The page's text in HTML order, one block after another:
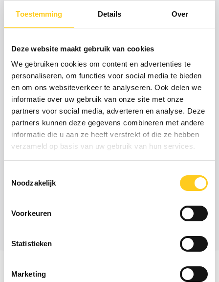
Toestemming Details Over
Deze website maakt gebruik van cookies
We gebruiken cookies om content en advertenties te
personaliseren, om functies voor social media te bieden
en om ons websiteverkeer te analyseren. Ook delen we
informatie over uw gebruik van onze site met onze
partners voor social media, adverteren en analyse. Deze
partners kunnen deze gegevens combineren met andere
informatie die u aan ze heeft verstrekt of die ze hebben
verzameld op basis van uw gebruik van hun services.
Noodzakelijk
Voorkeuren
Statistieken
Marketing
Ontzorgd worden?
Zet stappen
Hoe wij tot eenCritical
Minds aanpakkomen
Elke team heeft zijn eigen uitdagingen,
specialiteiten en cultuur. Onze adviseurs
gebruiken de piramide van Lencioni als basis
voor hun analyse, én als praktische kapstok
voor gerichte ontwikkeling. Zo vertalen we
de huidige situatie. Dankzij onze ervaring
weten we hoe we Lencioni’s theorie kunnen
vertalen naar werkbare stappen, juist ook in
teams die al langer samenwerken of onder
1. Vertrouwen 3. Betrokkenheid